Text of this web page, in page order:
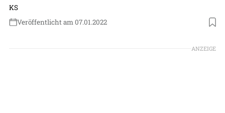
KS
Veröffentlicht am 07.01.2022
Foto: Luftforsvaret
ANZEIGE